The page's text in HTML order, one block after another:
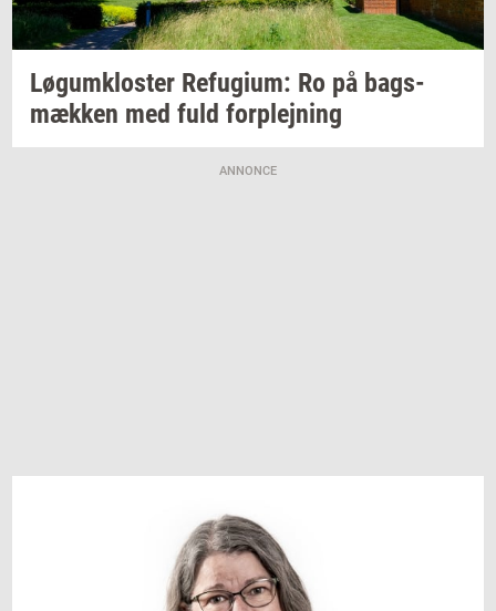
Løgum­klo­ster Re­fu­gi­um: Ro på bags­
mæk­ken med fuld for­plej­ning
ANNONCE